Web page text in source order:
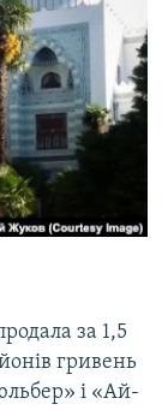
за 1,5
гривень
і «Ай-